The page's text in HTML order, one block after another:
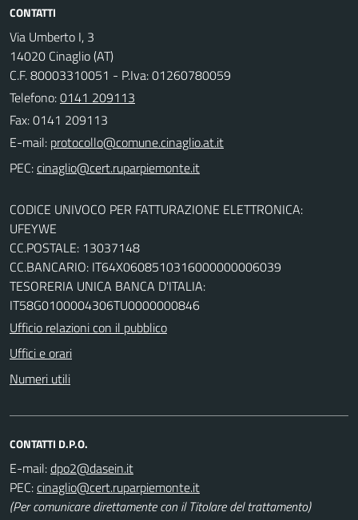
CONTATTI
Via Umberto I, 3
14020 Cinaglio (AT)
C.F. 80003310051 - P.Iva: 01260780059
Telefono:0141 209113
Fax: 0141 209113
E-mail:
PEC:
CODICE UNIVOCO PER FATTURAZIONE ELETTRONICA:
UFEYWE
CC.POSTALE: 13037148
CC.BANCARIO: IT64X0608510316000000006039
TESORERIA UNICA BANCA D'ITALIA:
IT58G0100004306TU0000000846
Ufficio relazioni con il pubblico
Uffici e orari
Numeri utili
CONTATTI D.P.O.
E-mail:
PEC:
(Per comunicare direttamente con il Titolare del trattamento)